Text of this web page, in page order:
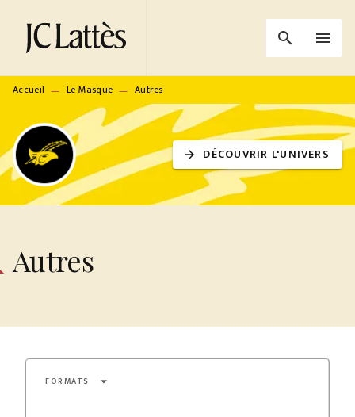
MENU RECHERCHE
PIED DE PAGE
search menu
Accueil — Le Masque — Autres
arrow_forward DÉCOUVRIR L'UNIVERS
Autres
FORMATS arrow_drop_down